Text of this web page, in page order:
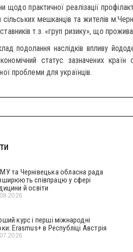
щодо практичної реалізації
мешканців та жителів
т.з. «груп ризику», що
подолання наслідків впливу
статус зазначених країн
проблеми для українців.
та Чернівецька обласна рада
співпрацю у сфері
й освіти
курс і перші міжнародні
Erasmus+ в Республіці Австрія